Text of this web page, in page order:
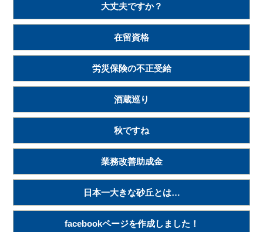
大丈夫ですか？
在留資格
労災保険の不正受給
酒蔵巡り
秋ですね
業務改善助成金
日本一大きな砂丘とは…
facebookページを作成しました！